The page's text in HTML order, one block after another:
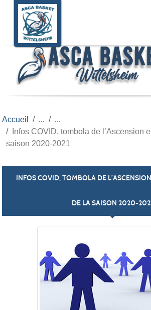
Accueil
Infos COVID, tombola de l’Ascension
saison 2020-2021
INFOS COVID, TOMBOLA DE
DE LA SAISON 2020-
Panneau de gestion des cookies